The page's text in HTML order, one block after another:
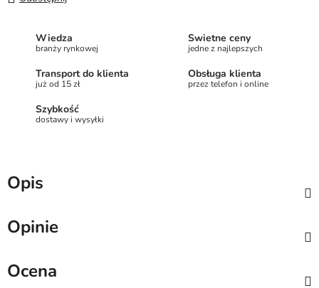
Wiedza
branży rynkowej
Świetne ceny
jedne z najlepszych
Transport do klienta
już od 15 zł
Obsługa klienta
przez telefon i online
Szybkość
dostawy i wysyłki
Opis
Opinie
Ocena